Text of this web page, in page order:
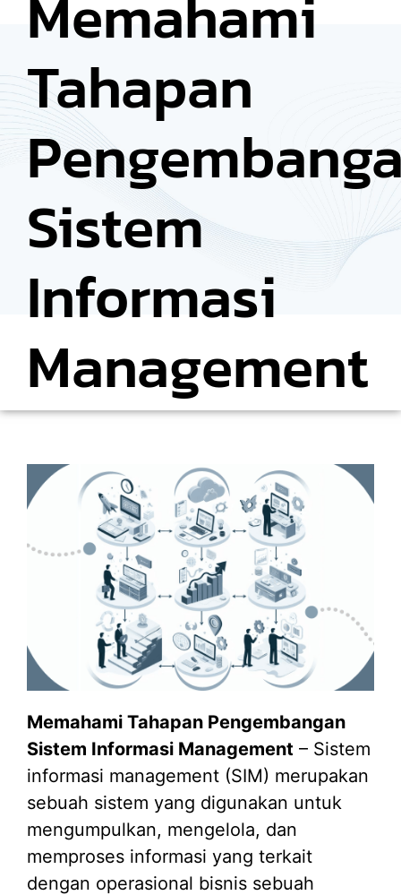
Tahapan
Sistem
Informasi
Management
Memahami Tahapan Pengembangan
Sistem Informasi Management – Sistem
informasi management (SIM) merupakan
sebuah sistem yang digunakan untuk
mengumpulkan, mengelola, dan
memproses informasi yang terkait
dengan operasional bisnis sebuah